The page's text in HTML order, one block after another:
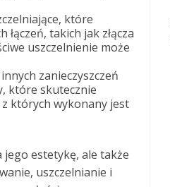
które
takich jak złącza
uszczelnienie może
zanieczyszczeń
które skutecznie
z których wykonany jest
estetykę, ale także
uszczelnianie i